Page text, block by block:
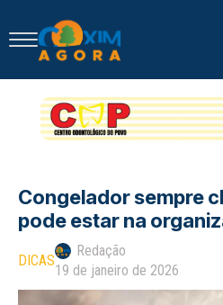
Congelador sempre
pode estar na
DICAS
Redação
19 de janeiro de 2026